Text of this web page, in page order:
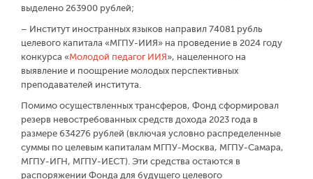
выделено 263 900 рублей;
– Институт иностранных языков направил 74 081 рубль
целевого капитала «МГПУ-ИИЯ» на проведение в 2024 году
конкурса «Молодой педагог ИИЯ», нацеленного на
выявление и поощрение молодых перспективных
преподавателей института.
Помимо осуществленных трансферов, Фонд сформировал
резерв невостребованных средств дохода 2023 года в
размере 634 276 рублей (включая условно распределенные
суммы по целевым капиталам МГПУ-Москва, МГПУ-Самара,
МГПУ-ИГН, МГПУ-ИЕСТ). Эти средства остаются в
распоряжении Фонда для будущего целевого